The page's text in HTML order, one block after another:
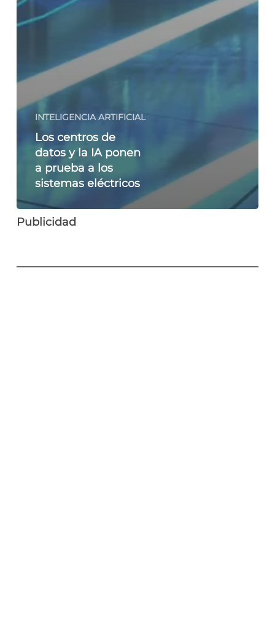
INTELIGENCIA ARTIFICIAL
Los centros de
datos y la IA ponen
a prueba a los
sistemas eléctricos
Publicidad